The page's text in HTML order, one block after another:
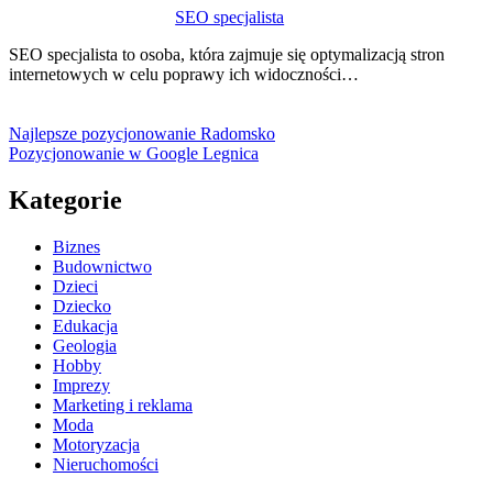
SEO specjalista
SEO specjalista to osoba, która zajmuje się optymalizacją stron
internetowych w celu poprawy ich widoczności…
Najlepsze pozycjonowanie Radomsko
Pozycjonowanie w Google Legnica
Kategorie
Biznes
Budownictwo
Dzieci
Dziecko
Edukacja
Geologia
Hobby
Imprezy
Marketing i reklama
Moda
Motoryzacja
Nieruchomości